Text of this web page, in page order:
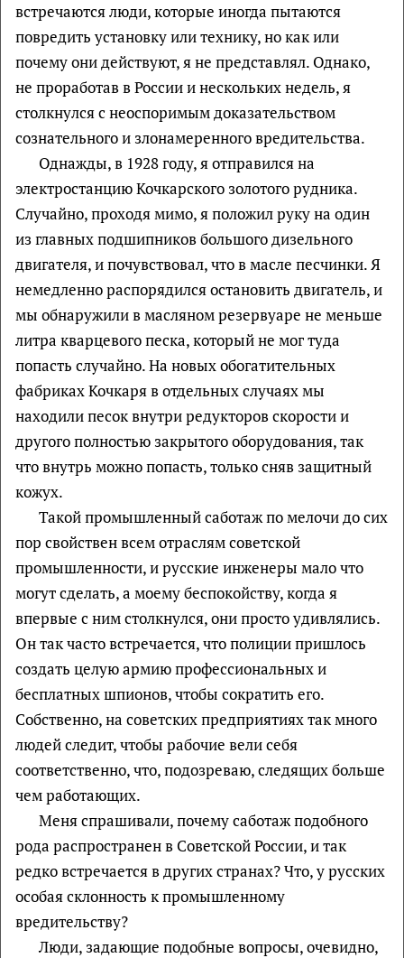
встречаются люди, которые иногда пытаются
повредить установку или технику, но как или
почему они действуют, я не представлял. Однако,
не проработав в России и нескольких недель, я
столкнулся с неоспоримым доказательством
сознательного и злонамеренного вредительства.
Однажды, в 1928 году, я отправился на
электростанцию Кочкарского золотого рудника.
Случайно, проходя мимо, я положил руку на один
из главных подшипников большого дизельного
двигателя, и почувствовал, что в масле песчинки. Я
немедленно распорядился остановить двигатель, и
мы обнаружили в масляном резервуаре не меньше
литра кварцевого песка, который не мог туда
попасть случайно. На новых обогатительных
фабриках Кочкаря в отдельных случаях мы
находили песок внутри редукторов скорости и
другого полностью закрытого оборудования, так
что внутрь можно попасть, только сняв защитный
кожух.
Такой промышленный саботаж по мелочи до сих
пор свойствен всем отраслям советской
промышленности, и русские инженеры мало что
могут сделать, а моему беспокойству, когда я
впервые с ним столкнулся, они просто удивлялись.
Он так часто встречается, что полиции пришлось
создать целую армию профессиональных и
бесплатных шпионов, чтобы сократить его.
Собственно, на советских предприятиях так много
людей следит, чтобы рабочие вели себя
соответственно, что, подозреваю, следящих больше
чем работающих.
Меня спрашивали, почему саботаж подобного
рода распространен в Советской России, и так
редко встречается в других странах? Что, у русских
особая склонность к промышленному
вредительству?
Люди, задающие подобные вопросы, очевидно,